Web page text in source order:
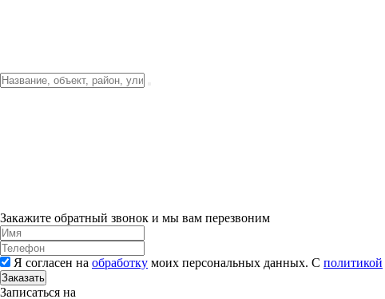
Закажите обратный звонок и мы вам перезвоним
Я согласен на обработку моих персональных данных. С политикой
Заказать
Записаться на